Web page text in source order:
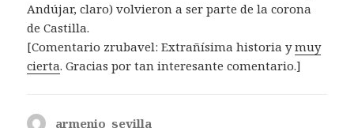
Andújar, claro) volvieron a ser parte de la corona
de Castilla.
[Comentario zrubavel: Extrañísima historia ymuy
cierta. Gracias por tan interesante comentario.]
armenio_sevilla